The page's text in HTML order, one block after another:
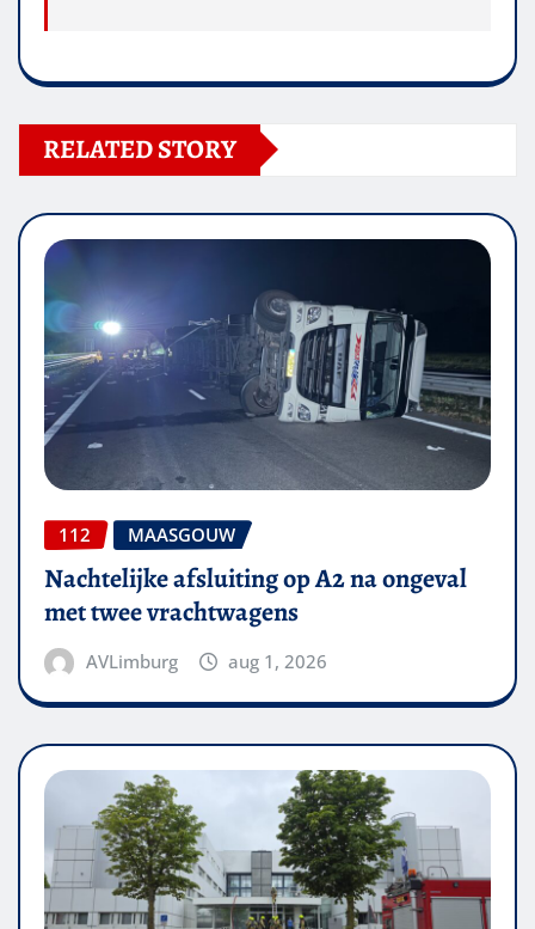
RELATED STORY
112 MAASGOUW
Nachtelijke afsluiting op A2 na ongeval
met twee vrachtwagens
AVLimburg aug 1, 2026